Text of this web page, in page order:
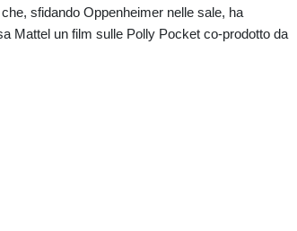
sfidando Oppenheimer nelle sale, ha
Mattel un film sulle Polly Pocket co-prodotto da